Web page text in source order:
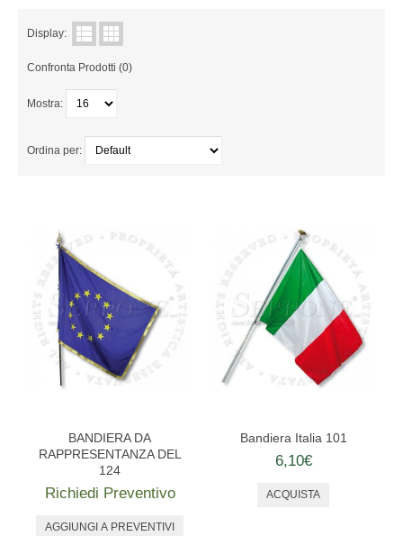
ISTITUZIONI ITALIANE
NAZIONI
EUROPA
AFRICA
ASIA
OCEANIA
ANTARTIDE
ORGANISMI INTERNAZIONALI
PERSONALIZZATE
NAUTICA
ALTRE BANDIERE
Display:
Confronta Prodotti (0)
Mostra:
Ordina per:
BANDIERA DA
RAPPRESENTANZA DEL
124
Richiedi Preventivo
Bandiera Italia 101
6,10€